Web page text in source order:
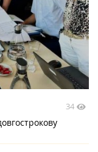
34